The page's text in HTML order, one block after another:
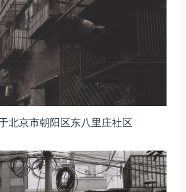
北京市朝阳区东八里庄社区